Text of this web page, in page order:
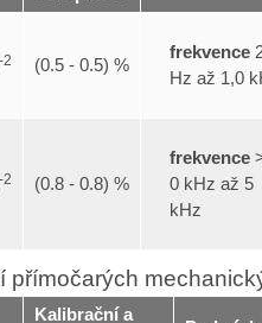
-2 (0.5 - 0.5) %
frekvence
Hz až 1,0
-2 (0.8 - 0.8) %
frekvence
0 kHz až 5
kHz
přímočarých
Kalibrační a